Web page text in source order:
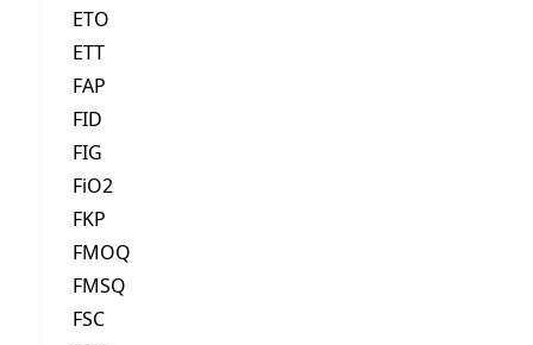
ETO
ETT
FAP
FID
FIG
FiO2
FKP
FMOQ
FMSQ
FSC